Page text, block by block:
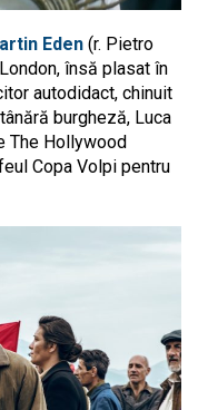
Eden (r. Pietro
însă plasat în
autodidact, chinuit
burgheză, Luca
The Hollywood
Copa Volpi pentru